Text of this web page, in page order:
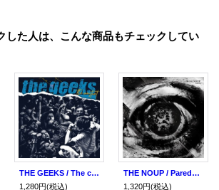
した人は、こんな商品もチェックしてい
THE GEEKS / The constant (7ep) Six feet under
1,280円(税込)
THE NOUP / Parede (7ep) Self
1,320円(税込)